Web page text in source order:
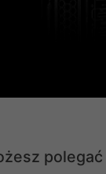
polegać